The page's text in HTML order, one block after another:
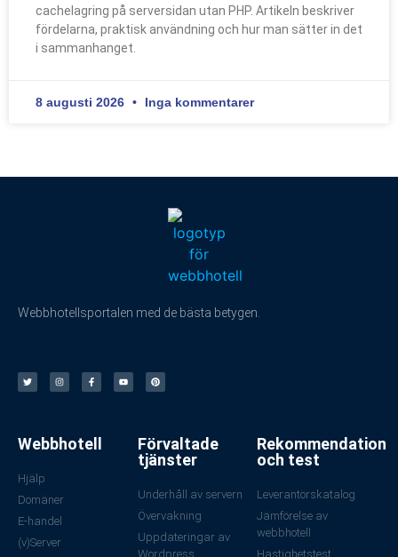
cachelagring på serversidan utan PHP. Artikeln beskriver
fördelarna, praktisk användning och hur man sätter in det
i sammanhanget.
8 augusti 2026 Inga kommentarer
Webbhotellsportalen med de bästa betygen.
Webbhotell
Hjälp
Domäner
E-handel
(v)Server
Förvaltade
tjänster
Underhåll av servern
Övervakning
Uppdateringar av
Wordpress
Rekommendation
och test
Leverantörskatalog
Jämförelse av
webbhotell
Hastighetstest